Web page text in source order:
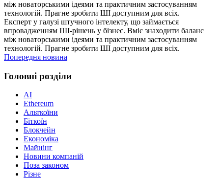
між новаторськими ідеями та практичним застосуванням
технологій. Прагне зробити ШІ доступним для всіх.
Експерт у галузі штучного інтелекту, що займається
впровадженням ШІ-рішень у бізнес. Вміє знаходити баланс
між новаторськими ідеями та практичним застосуванням
технологій. Прагне зробити ШІ доступним для всіх.
Попередня новина
Головні розділи
AI
Ethereum
Альткоїни
Біткоїн
Блокчейн
Економіка
Майнінг
Новини компаній
Поза законом
Різне